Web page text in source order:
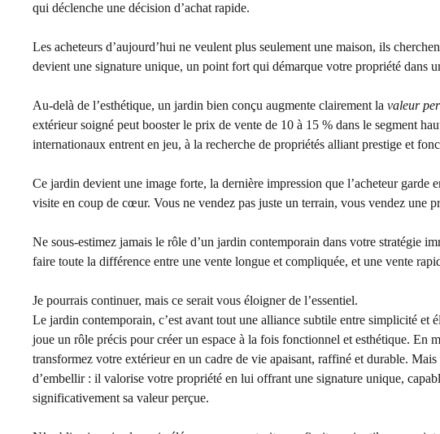
qui déclenche une décision d’achat rapide.
Les acheteurs d’aujourd’hui ne veulent plus seulement une maison, ils
devient une signature unique, un point fort qui démarque votre propriété dans
Au-delà de l’esthétique, un jardin bien conçu augmente clairement la valeur
extérieur soigné peut booster le prix de vente de 10 à 15 % dans le segment
internationaux entrent en jeu, à la recherche de propriétés alliant prestige et
Ce jardin devient une image forte, la dernière impression que l’acheteur garde
visite en coup de cœur. Vous ne vendez pas juste un terrain, vous vendez une
Ne sous-estimez jamais le rôle d’un jardin contemporain dans votre stratégie
faire toute la différence entre une vente longue et compliquée, et une vente
Je pourrais continuer, mais ce serait vous éloigner de l’essentiel.
Le jardin contemporain, c’est avant tout une alliance subtile entre simplicité
joue un rôle précis pour créer un espace à la fois fonctionnel et esthétique. En
transformez votre extérieur en un cadre de vie apaisant, raffiné et durable.
d’embellir : il valorise votre propriété en lui offrant une signature unique,
significativement sa valeur perçue.